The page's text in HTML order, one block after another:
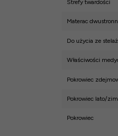
Strefy twardości
Materac
Do użycia ze
Właściwości
Pokrowiec
Pokrowiec lato/
Pokrowiec